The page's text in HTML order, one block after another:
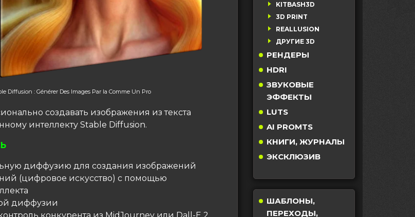
Diffusion : Générer Des Images Par Ia Comme Un Pro
создавать изображения из текста
интеллекту Stable Diffusion.
диффузию для создания изображений
(цифровое искусство) с помощью
диффузии
KITBASH3D
3D PRINT
REALLUSION
ДРУГИЕ 3D
РЕНДЕРЫ
HDRI
ЗВУКОВЫЕ
ЭФФЕКТЫ
LUTS
AI PROMTS
КНИГИ, ЖУРНАЛЫ
ЭКСКЛЮЗИВ
ШАБЛОНЫ,
ПЕРЕХОДЫ,